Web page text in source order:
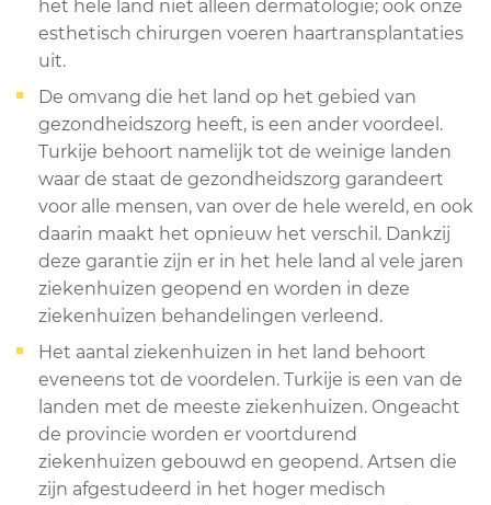
het hele land niet alleen dermatologie; ook onze
esthetisch chirurgen voeren haartransplantaties
uit.
De omvang die het land op het gebied van
gezondheidszorg heeft, is een ander voordeel.
Turkije behoort namelijk tot de weinige landen
waar de staat de gezondheidszorg garandeert
voor alle mensen, van over de hele wereld, en ook
daarin maakt het opnieuw het verschil. Dankzij
deze garantie zijn er in het hele land al vele jaren
ziekenhuizen geopend en worden in deze
ziekenhuizen behandelingen verleend.
Het aantal ziekenhuizen in het land behoort
eveneens tot de voordelen. Turkije is een van de
landen met de meeste ziekenhuizen. Ongeacht
de provincie worden er voortdurend
ziekenhuizen gebouwd en geopend. Artsen die
zijn afgestudeerd in het hoger medisch